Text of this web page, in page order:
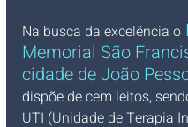
Na busca da excelência o
Memorial São
cidade de João
dispõe de cem leitos,
UTI (Unidade de Terapia